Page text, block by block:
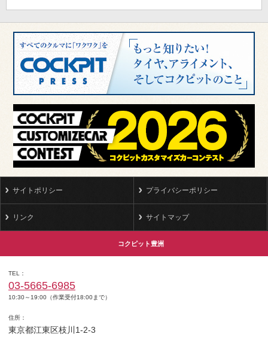
サイトポリシー プライバシーポリシー
リンク サイトマップ
コクピット豊洲
TEL
03-5665-6985
10:30～19:00（作業受付18:00まで）
住所
東京都江東区枝川1-2-3